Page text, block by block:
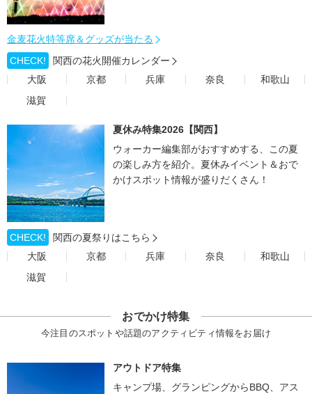
金麦花火特等席＆グッズが当たる
CHECK!
関西の花火開催カレンダー
大阪
京都 兵庫 奈良
和歌山
滋賀
夏休み特集2026【関西】
ウォーカー編集部がおすすめする、この夏
の楽しみ方を紹介。夏休みイベント＆おで
かけスポット情報が盛りだくさん！
CHECK!
関西の夏祭りはこちら
大阪
京都 兵庫 奈良
和歌山
滋賀
おでかけ特集
今注目のスポットや話題のアクティビティ情報をお届け
アウトドア特集
キャンプ場、グランピングからBBQ、アス